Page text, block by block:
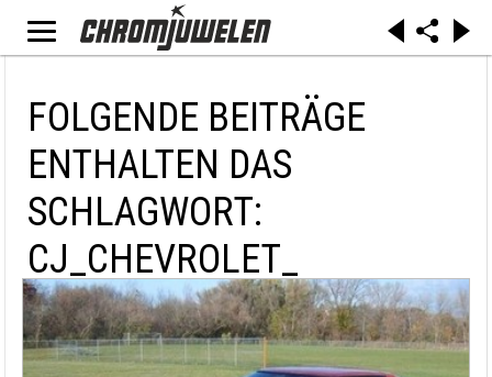
FOLGENDE BEITRÄGE
ENTHALTEN DAS
SCHLAGWORT:
CJ_CHEVROLET_